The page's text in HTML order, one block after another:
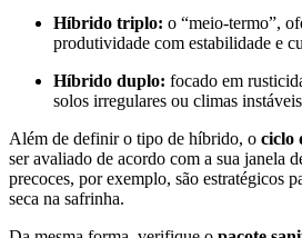
Híbrido triplo: o “meio-termo”,
produtividade com estabilidade e
Híbrido duplo: focado em
solos irregulares ou climas
Além de definir o tipo de híbrido, o ciclo
ser avaliado de acordo com a sua janela
precoces, por exemplo, são estratégicos
seca na safrinha.